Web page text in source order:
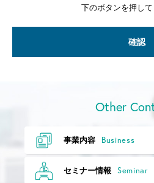
お申込み事項への対応
(4)
上記に付随する業務（お問い
当社がお預かりした個人情報につ
個人情報の第三者提供について
当社がお預かりした個人情報につ
合、および法令に基づく例外を除
個人情報の共同利用について
Other
事業内容 Business
セミナー情報 Seminar